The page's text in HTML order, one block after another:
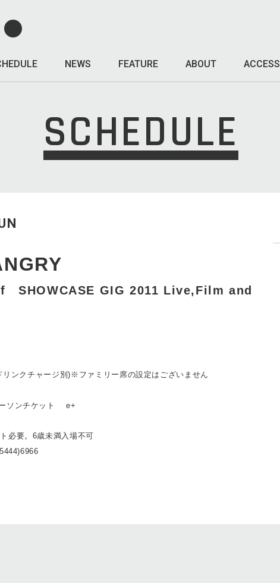
NEWS FEATURE ABOUT ACCESS
SCHEDULE
f SHOWCASE GIG 2011 Live,Film and
リンクチャージ別)※ファミリー席の設定はございません
ーソンチケット e+
必要。6歳未満入場不可